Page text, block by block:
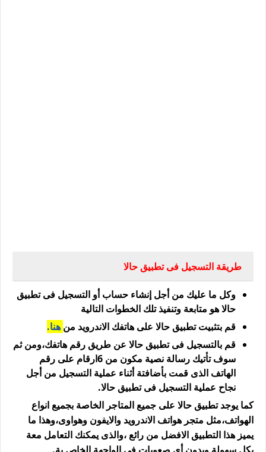
طريقة التسجيل فى تطبيق حالا
وكل ما عليك من أجل إنشاء حساب أو التسجيل فى تطبيق
حالا هو متابعة وتنفيذ تلك الخطوات التالية
قم بتثبيت تطبيق حالا على هاتفك الاندرويد من هنا.
قم بالتسجيل فى تطبيق حالا عن طريق رقم هاتفك،ومن ثم
سوف تأتيك رسالة نصية مكون من 6ارقام على رقم
الهاتف الذى قمت بأضافتة أثناء عملية التسجيل من أجل
نجاح عملية التسجيل فى تطبيق حالا.
كما يوجد تطبيق حالا على جميع المتاجر الخاصة بجميع انواع
الهواتف،مثل متجر هواتف الاندرويد والايفون وهواوى،وهذا ما
يميز هذا التطبيق الافضل من رائع ،والذى يمكنك التعامل معة